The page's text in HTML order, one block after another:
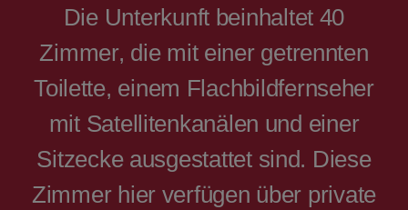
Die Unterkunft beinhaltet 40
Zimmer, die mit einer getrennten
Toilette, einem Flachbildfernseher
mit Satellitenkanälen und einer
Sitzecke ausgestattet sind. Diese
Zimmer hier verfügen über private